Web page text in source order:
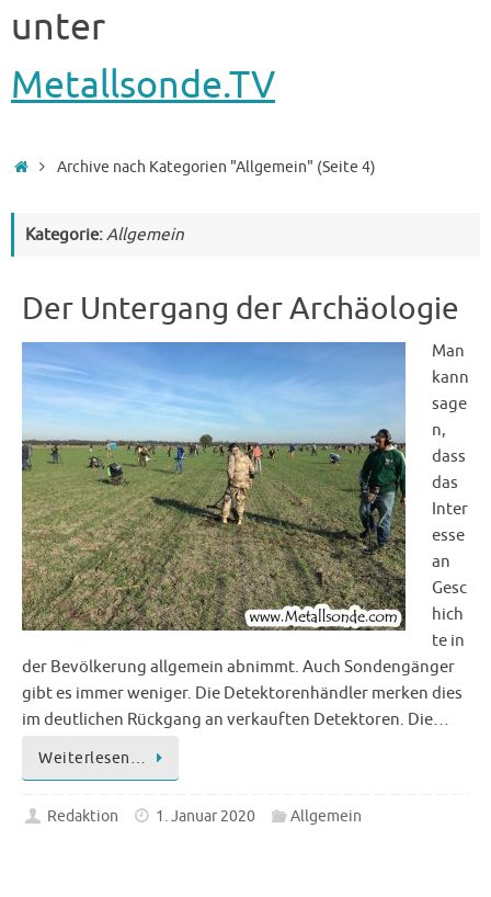
unter
Metallsonde.TV
Startseite
Archive nach Kategorien "Allgemein" (Seite 4)
Kategorie:Allgemein
Der Untergang der Archäologie
Man
kann
sage
n,
dass
das
Inter
esse
an
Gesc
hich
te in
der Bevölkerung allgemein abnimmt. Auch Sondengänger
gibt es immer weniger. Die Detektorenhändler merken dies
im deutlichen Rückgang an verkauften Detektoren. Die…
Weiterlesen…
Redaktion 1. Januar 2020 Allgemein